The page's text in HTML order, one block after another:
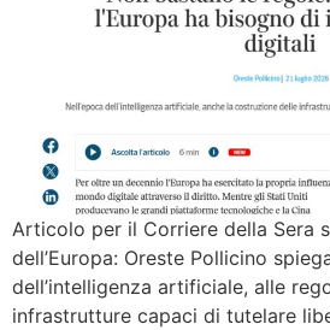
Articolo per il Corriere della Sera
dell’Europa: Oreste Pollicino
dell’intelligenza artificiale, alle
infrastrutture capaci di tutelare